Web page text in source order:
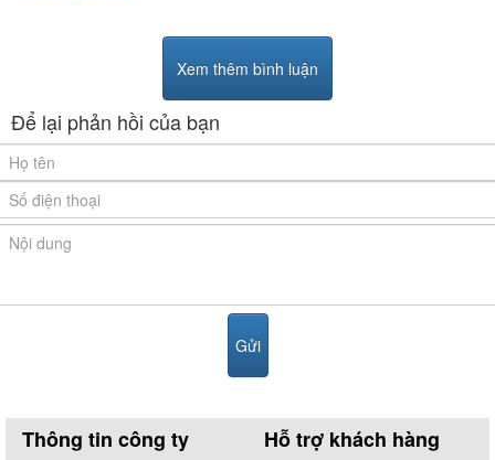
Xem thêm bình luận
Để lại phản hồi của bạn
Thông tin công ty Hỗ trợ khách hàng